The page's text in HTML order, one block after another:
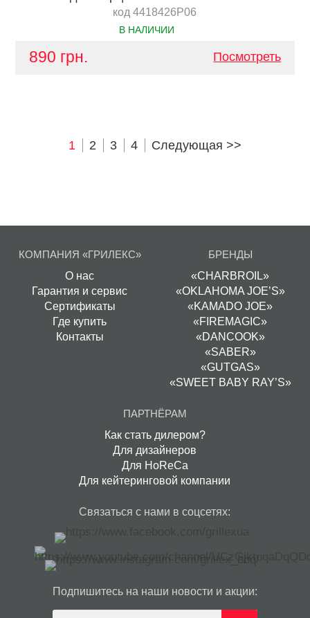
код 4418426P06
В НАЛИЧИИ
890 грн. Посмотреть
1 2 3 4 Следующая >>
КОМПАНИЯ «ГРИЛЕКС»
О нас
Гарантия и сервис
Сертификаты
Где купить
Контакты
БРЕНДЫ
«CHARBROIL»
«OKLAHOMA JOE’S»
«KAMADO JOE»
«FIREMAGIC»
«DANCOOK»
«SABER»
«GUTGAS»
«SWEET BABY RAY’S»
ПАРТНЁРАМ
Как стать дилером?
Для дизайнеров
Для HoReCa
Для кейтеринговой компании
Связаться с нами в соцсетях:
Подпишитесь на наши новости и акции: